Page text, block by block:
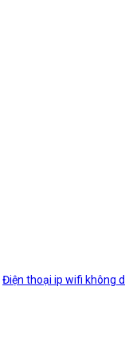
Điện thoại ip wifi không